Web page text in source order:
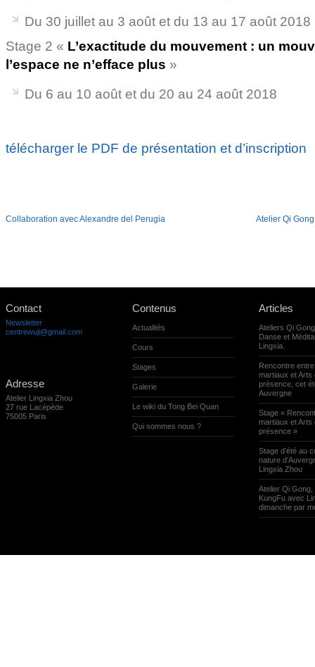
Du 30 juillet au 3 août et du 13 au 17 août 2018
Stage 2 « L’exactitude du mouvement : un
l’espace ne n’efface plus »
Du 6 au 10 août et du 20 au 24 août 2018
télécharger le PDF de présentation et d’inscription
Collaboration avec Alexandre del Perugia Atelier Qi
Contact
Newsletter
centrewuji@gmail.com
Adresse
Atelier Lingxia Zhou
27 rue Lacépède
75005 Paris
Contenus
Actualités
Cours
Stages
Galerie
Le wiki du Tong Bei Quan
Qui sommes nous ?
Articles
Ateliers Qi
Danse et
Lingxia.
Rencontre
martiaux et Arts
présence, cet
Auvergne
Stage «
martiaux et Arts
présence »
Stage d’été au
nature
Lingxia Zhou
Atelier Qi Gong,
KungFu avec
dimanche par